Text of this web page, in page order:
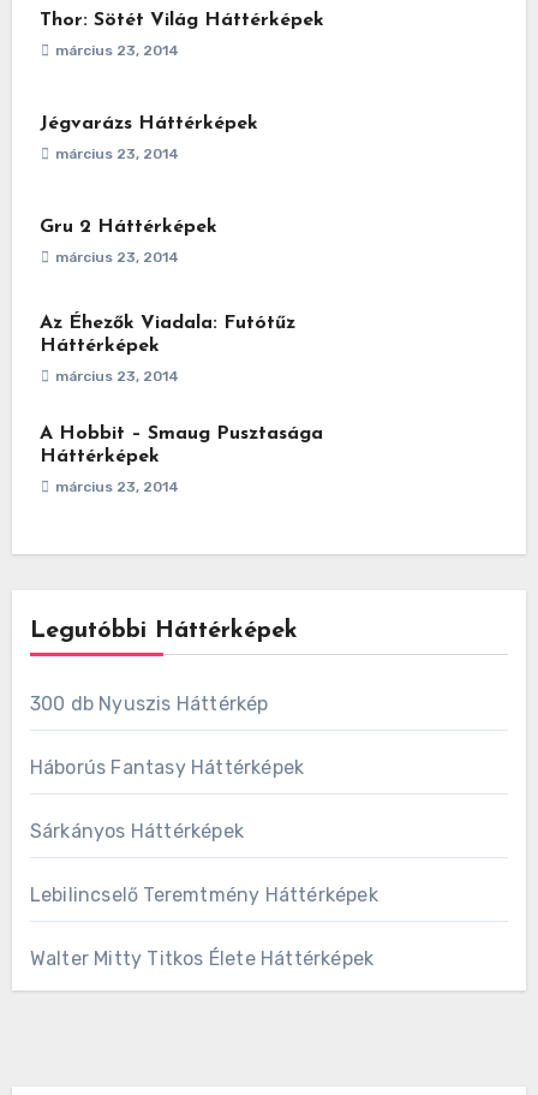
Thor: Sötét Világ Háttérképek
március 23, 2014
Jégvarázs Háttérképek
március 23, 2014
Gru 2 Háttérképek
március 23, 2014
Az Éhezők Viadala: Futótűz
Háttérképek
március 23, 2014
A Hobbit – Smaug Pusztasága
Háttérképek
március 23, 2014
Legutóbbi Háttérképek
300 db Nyuszis Háttérkép
Háborús Fantasy Háttérképek
Sárkányos Háttérképek
Lebilincselő Teremtmény Háttérképek
Walter Mitty Titkos Élete Háttérképek